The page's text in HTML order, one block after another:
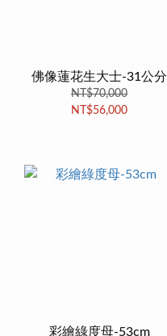
佛像蓮花生大士-31公分
NT$70,000
NT$56,000
彩繪綠度母-53cm